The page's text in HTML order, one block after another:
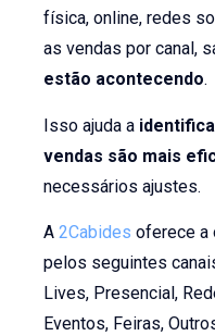
física, online, redes
as vendas por canal,
estão acontecendo.
Isso ajuda a
vendas são mais
necessários ajustes.
A2Cabides oferece a
pelos seguintes
Lives, Presencial,
Eventos, Feiras,